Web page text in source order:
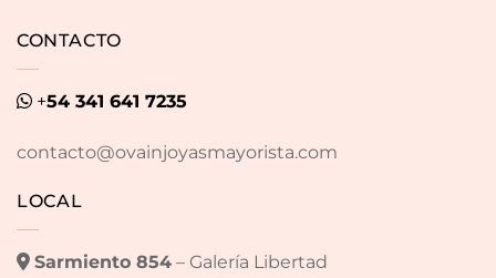
LOCAL
Sarmiento 854– Galería Libertad
CONTACTO
+54 341 641 7235
contacto@ovainjoyasmayorista.com